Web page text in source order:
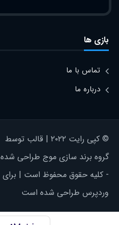
بازی ها
تماس با ما
درباره ما
© کپی رایت ۲۰۲۲ | قالب توسط
گروه برند سازی موج طراحی شده
- کلیه حقوق محفوظ است | برای
وردپرس طراحی شده است